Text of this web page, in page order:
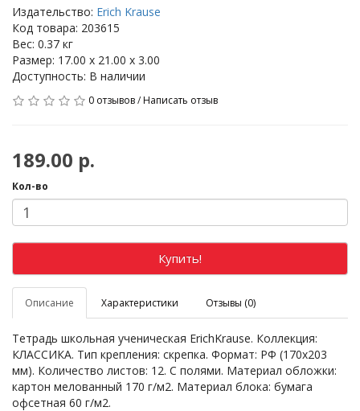
Издательство: Erich Krause
Код товара: 203615
Вес: 0.37 кг
Размер: 17.00 x 21.00 x 3.00
Доступность: В наличии
0 отзывов/Написать отзыв
189.00 р.
Кол-во
Купить!
Описание Характеристики Отзывы (0)
Тетрадь школьная ученическая ErichKrause. Коллекция:
КЛАССИКА. Тип крепления: скрепка. Формат: РФ (170х203
мм). Количество листов: 12. С полями. Материал обложки:
картон мелованный 170 г/м2. Материал блока: бумага
офсетная 60 г/м2.